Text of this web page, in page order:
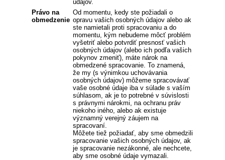
údajov.
Právo na
obmedzenie
Od momentu, kedy ste požiadali o
opravu vašich osobných údajov alebo ak
ste namietali proti spracovaniu a do
momentu, kým nebudeme môcť problém
vyšetriť alebo potvrdiť presnosť vašich
osobných údajov (alebo ich podľa vašich
pokynov zmeniť), máte nárok na
obmedzené spracovanie. To znamená,
že my (s výnimkou uchovávania
osobných údajov) môžeme spracovávať
vaše osobné údaje iba v súlade s vaším
súhlasom, ak je to potrebné v súvislosti
s právnymi nárokmi, na ochranu práv
niekoho iného, alebo ak existuje
významný verejný záujem na
spracovaní.
Môžete tiež požiadať, aby sme obmedzili
spracovanie vašich osobných údajov, ak
je spracovanie nezákonné, ale nechcete,
aby sme osobné údaje vymazali.